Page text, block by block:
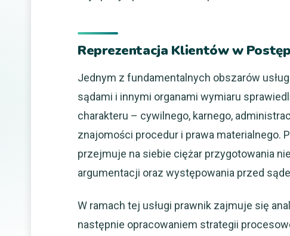
Reprezentacja Klientów w
Jednym z fundamentalnych obszarów
sądami i innymi organami wymiaru
charakteru – cywilnego, karnego,
znajomości procedur i prawa materialnego.
przejmuje na siebie ciężar przygotowania
argumentacji oraz występowania przed
W ramach tej usługi prawnik zajmuje się
następnie opracowaniem strategii